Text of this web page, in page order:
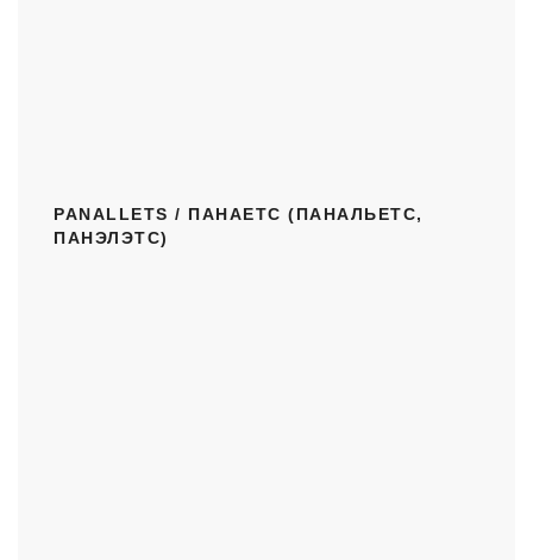
PANALLETS / ПАНАЕТС (ПАНАЛЬЕТС,
ПАНЭЛЭТС)